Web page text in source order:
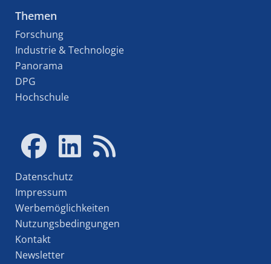
Themen
Forschung
Industrie & Technologie
Panorama
DPG
Hochschule
Datenschutz
Impressum
Werbemöglichkeiten
Nutzungsbedingungen
Kontakt
Newsletter